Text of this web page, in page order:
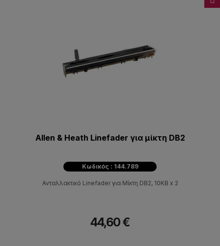
Allen & Heath Linefader για μίκτη DB2
Κωδικός : 144.789
Ανταλλακτικό Linefader για Μίκτη DB2, 10KB x 2
44,60 €